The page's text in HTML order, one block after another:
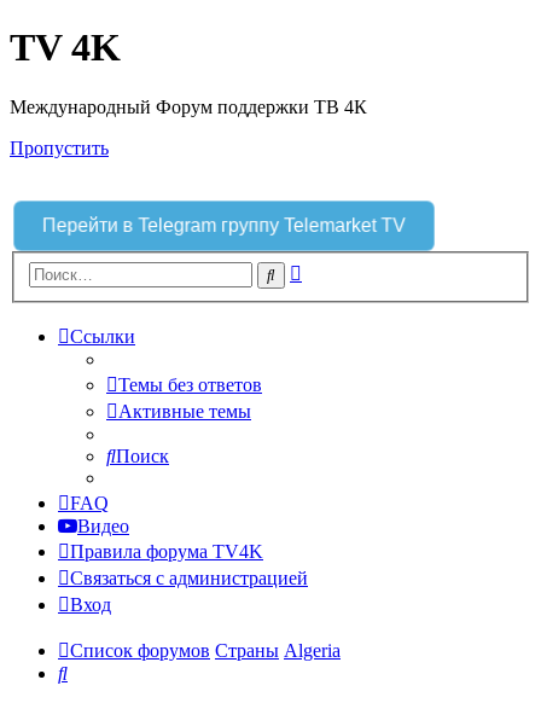
TV 4K
Международный Форум поддержки ТВ 4К
Пропустить
Перейти в Telegram группу Telemarket TV
Поиск
Ссылки
Темы без ответов
Активные темы
Поиск
FAQ
Видео
Правила форума TV4K
Связаться с администрацией
Вход
Список форумов Страны Algeria
Поиск